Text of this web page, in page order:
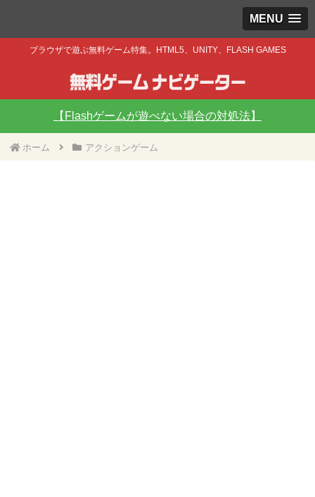
MENU
ブラウザで遊ぶ無料ゲーム特集。HTML5、UNITY、FLASH GAMES
【Flashゲームが遊べない場合の対処法】
ホーム アクションゲーム